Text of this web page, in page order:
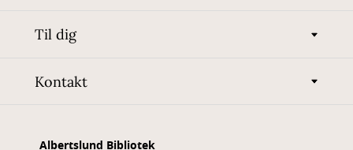
Til dig
Kontakt
Albertslund Bibliotek